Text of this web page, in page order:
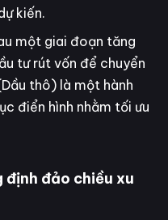
kiến.
một giai đoạn tăng
tư rút vốn để chuyển
thô) là một hành
điển hình nhằm tối ưu
định đảo chiều xu